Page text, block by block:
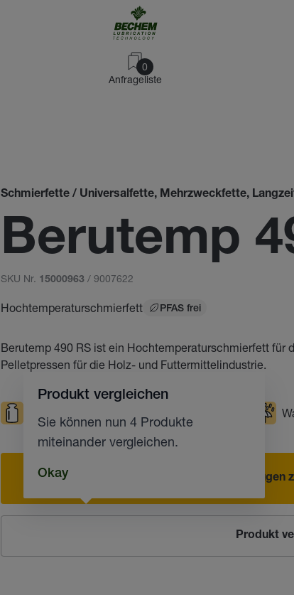
0
Anfrageliste
Schmierfette / Universalfette, Mehrzweckfette,
Berutemp
SKU Nr. 15000963 / 9007622
Hochtemperaturschmierfett PFAS frei
Berutemp 490 RS ist ein Hochtemperaturschmierfett für
Pelletpressen für die Holz- und Futtermittelindustrie.
Hinzufügen
Produkt
Produkt vergleichen
Sie können nun 4 Produkte
miteinander vergleichen.
Okay